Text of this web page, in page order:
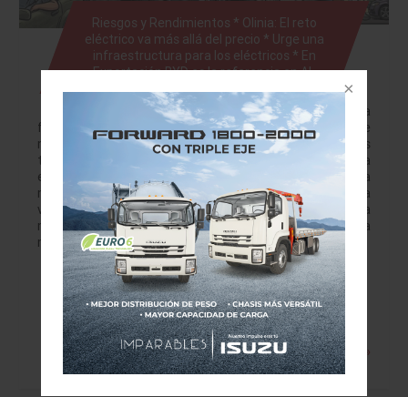
Riesgos y Rendimientos * Olinia: El reto
eléctrico va más allá del precio * Urge una
infraestructura para los eléctricos * En
Exportación BYD es la referencia en AL
jbritoa@yahoo.com El próximo 7 de junio marca una
fecha clave en la agenda de la política industrial y de
movilidad del gobierno federal con la presentación de los
tres modelos del vehículo Olinia. La expectativa generada
es alta; sin embargo, hasta el momento, el proyecto se ha
mantenido estrictamente en el terreno de la narrativa
visual a través de videos de prototipos. Poner a rodar una
marca nativa desde cero implica equilibrar una balanza
muy delicada entre…
Leer más »